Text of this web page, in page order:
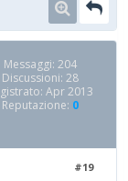
Messaggi: 204
Discussioni: 28
Apr 2013
Reputazione: 0
#19